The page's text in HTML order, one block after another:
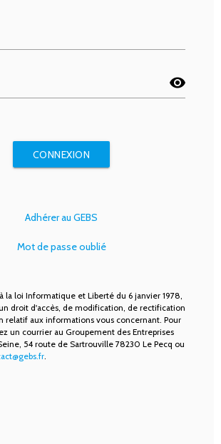
visibility
CONNEXION
Adhérer au GEBS
Mot de passe oublié
la loi Informatique et Liberté du 6 janvier 1978,
droit d'accès, de modification, de rectification
relatif aux informations vous concernant. Pour
un courrier au Groupement des Entreprises
54 route de Sartrouville 78230 Le Pecq ou